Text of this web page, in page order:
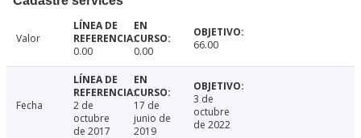
Valor
0.00
0.00 66.00
Fecha
2 de
octubre
de 2017
17 de
junio de
2019
3 de
octubre
de 2022